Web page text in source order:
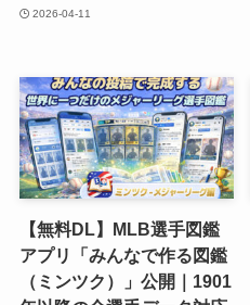
2026-04-11
【無料DL】MLB選手図鑑
アプリ「みんなで作る図鑑
（ミンツク）」公開｜1901